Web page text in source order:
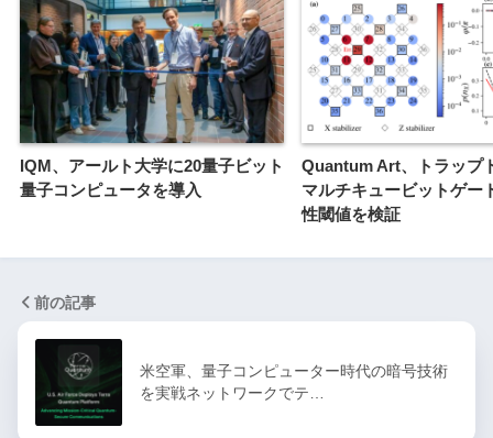
IQM、アールト大学に20量子ビット
量子コンピュータを導入
Quantum Art、トラップ
マルチキュービットゲー
性閾値を検証
前の記事
米空軍、量子コンピューター時代の暗号技術
を実戦ネットワークでテ…